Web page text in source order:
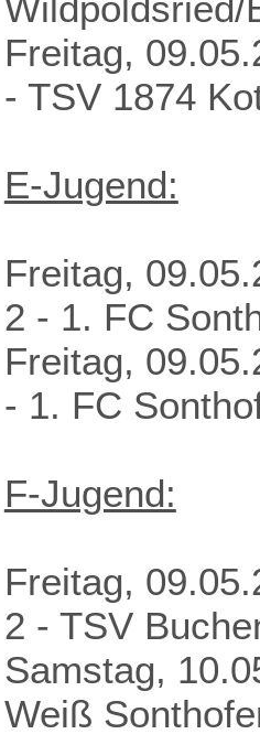
Freitag,
- TSV 1874
E-Jugend:
Freitag,
2 - 1. FC
Freitag,
- 1. FC
F-Jugend:
Freitag,
2 - TSV
Samstag,
Weiß